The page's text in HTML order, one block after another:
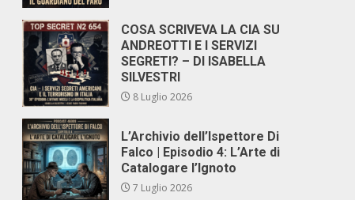
COSA SCRIVEVA LA CIA SU
ANDREOTTI E I SERVIZI
SEGRETI? – DI ISABELLA
SILVESTRI
8 Luglio 2026
L’Archivio dell’Ispettore Di
Falco | Episodio 4: L’Arte di
Catalogare l’Ignoto
7 Luglio 2026